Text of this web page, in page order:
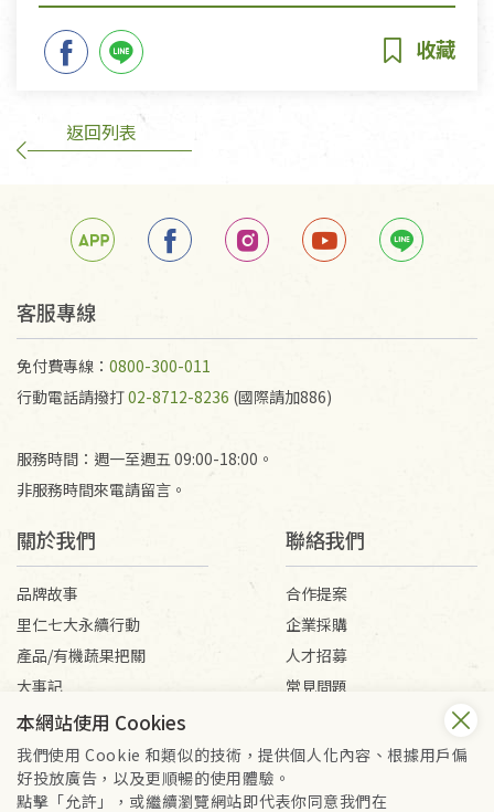
返回列表
客服專線
免付費專線： 0800-300-011
行動電話請撥打02-8712-8236 (國際請加886)
服務時間：週一至週五 09:00-18:00。
非服務時間來電請留言。
關於我們
品牌故事
里仁七大永續行動
產品/有機蔬果把關
大事記
媒體報導
聯絡我們
合作提案
企業採購
人才招募
常見問題
會員服務條款
隱私權政策
本網站使用 Cookies
我們使用 Cookie 和類似的技術，提供個人化內容、根據用戶偏
好投放廣告，以及更順暢的使用體驗。
點擊「允許」，或繼續瀏覽網站即代表你同意我們在